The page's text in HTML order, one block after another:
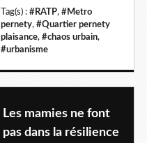
Tag(s) : #RATP, #Metro
pernety, #Quartier pernety
plaisance, #chaos urbain,
#urbanisme
Les mamies ne font
pas dans la résilience